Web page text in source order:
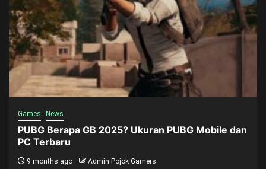
Games News
PUBG Berapa GB 2025? Ukuran PUBG Mobile dan
PC Terbaru
9 months ago Admin Pojok Gamers